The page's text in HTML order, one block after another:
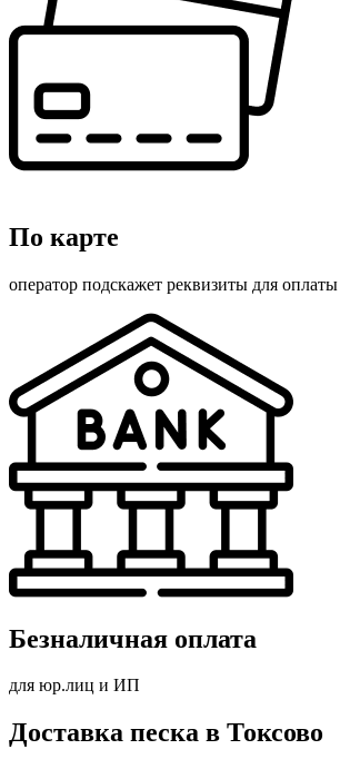
По карте
оператор подскажет реквизиты для оплаты
Безналичная оплата
для юр.лиц и ИП
Доставка песка в Токсово